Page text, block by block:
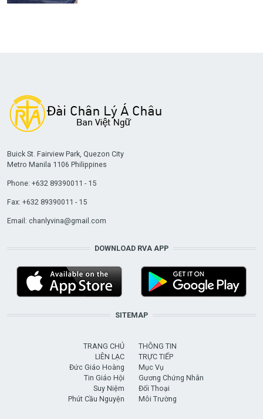
Buick St. Fairview Park, Quezon City
Metro Manila 1106 Philippines
Phone: +632 89390011 - 15
Fax: +632 89390011 - 15
Email: chanlyvina@gmail.com
DOWNLOAD RVA APP
SITEMAP
TRANG CHỦ
LIÊN LẠC
Đức Giáo Hoàng
Tin Giáo Hội
Suy Niệm
Phút Cầu Nguyện
THÔNG TIN
TRỰC TIẾP
Mục Vụ
Gương Chứng Nhân
Đối Thoại
Môi Trường